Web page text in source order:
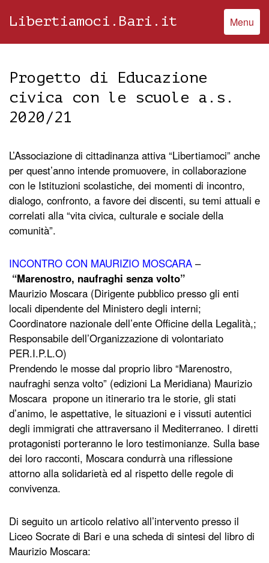
Libertiamoci.Bari.it Menu
Progetto di Educazione
civica con le scuole a.s.
2020/21
L’Associazione di cittadinanza attiva “Libertiamoci” anche
per quest’anno intende promuovere, in collaborazione
con le Istituzioni scolastiche, dei momenti di incontro,
dialogo, confronto, a favore dei discenti, su temi attuali e
correlati alla “vita civica, culturale e sociale della
comunità”.
INCONTRO CON MAURIZIO MOSCARA –
“Marenostro, naufraghi senza volto”
Maurizio Moscara (Dirigente pubblico presso gli enti
locali dipendente del Ministero degli interni;
Coordinatore nazionale dell’ente Officine della Legalità,;
Responsabile dell’Organizzazione di volontariato
PER.I.P.L.O)
Prendendo le mosse dal proprio libro “Marenostro,
naufraghi senza volto” (edizioni La Meridiana) Maurizio
Moscara propone un itinerario tra le storie, gli stati
d’animo, le aspettative, le situazioni e i vissuti autentici
degli immigrati che attraversano il Mediterraneo. I diretti
protagonisti porteranno le loro testimonianze. Sulla base
dei loro racconti, Moscara condurrà una riflessione
attorno alla solidarietà ed al rispetto delle regole di
convivenza.
Di seguito un articolo relativo all’intervento presso il
Liceo Socrate di Bari e una scheda di sintesi del libro di
Maurizio Moscara: